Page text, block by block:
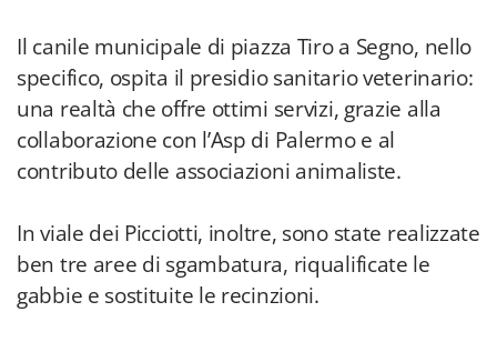
Il canile municipale di piazza Tiro a Segno, nello
specifico, ospita il presidio sanitario veterinario:
una realtà che offre ottimi servizi, grazie alla
collaborazione con l’Asp di Palermo e al
contributo delle associazioni animaliste.
In viale dei Picciotti, inoltre, sono state realizzate
ben tre aree di sgambatura, riqualificate le
gabbie e sostituite le recinzioni.